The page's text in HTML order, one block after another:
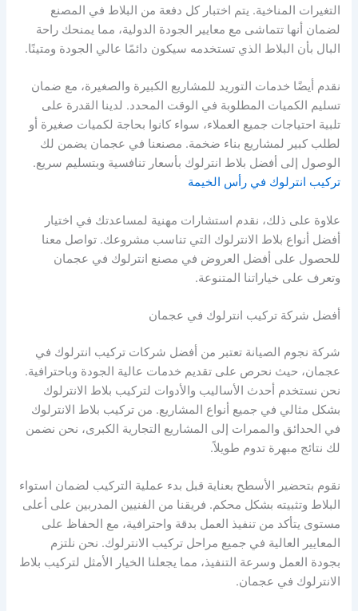
التغيرات المناخية. يتم اختبار كل دفعة من البلاط في المصنع
لضمان أنها تتماشى مع معايير الجودة الدولية، مما يمنحك راحة
البال بأن البلاط الذي تستخدمه سيكون دائمًا عالي الجودة ومتينًا.
نقدم أيضًا خدمات التوريد للمشاريع الكبيرة والصغيرة، مع ضمان
تسليم الكميات المطلوبة في الوقت المحدد. لدينا القدرة على
تلبية احتياجات جميع العملاء، سواء كانوا بحاجة لكميات صغيرة أو
لطلب كبير لمشاريع بناء ضخمة. مصنعنا في عجمان يضمن لك
الوصول إلى أفضل بلاط انترلوك بأسعار تنافسية وبتسليم سريع.
تركيب انترلوك في رأس الخيمة
علاوة على ذلك، نقدم استشارات مهنية لمساعدتك في اختيار
أفضل أنواع بلاط الانترلوك التي تناسب مشروعك. تواصل معنا
للحصول على أفضل العروض في مصنع انترلوك في عجمان
وتعرف على خياراتنا المتنوعة.
أفضل شركة تركيب انترلوك في عجمان
شركة نجوم الصيانة تعتبر من أفضل شركات تركيب انترلوك في
عجمان، حيث نحرص على تقديم خدمات عالية الجودة وباحترافية.
نحن نستخدم أحدث الأساليب والأدوات لتركيب بلاط الانترلوك
بشكل مثالي في جميع أنواع المشاريع. من تركيب بلاط الانترلوك
في الحدائق والممرات إلى المشاريع التجارية الكبرى، نحن نضمن
لك نتائج مبهرة تدوم طويلاً.
نقوم بتحضير الأسطح بعناية قبل بدء عملية التركيب لضمان استواء
البلاط وتثبيته بشكل محكم. فريقنا من الفنيين المدربين على أعلى
مستوى يتأكد من تنفيذ العمل بدقة واحترافية، مع الحفاظ على
المعايير العالية في جميع مراحل تركيب الانترلوك. نحن نلتزم
بجودة العمل وسرعة التنفيذ، مما يجعلنا الخيار الأمثل لتركيب بلاط
الانترلوك في عجمان.